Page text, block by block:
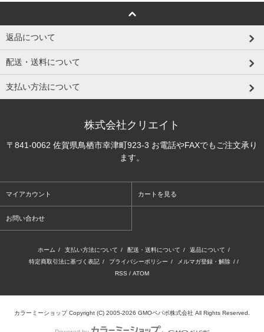
返品について
配送・送料について
支払い方法について
株式会社クリエイト
〒841-0062 佐賀県鳥栖市幸津町923-3 お電話やFAXでもご注文承り
ます。
マイアカウント カートを見る
お問い合わせ
ホーム / 支払い方法について / 配送・送料について / 返品について /
特定商取引法に基づく表記 / プライバシーポリシー / メルマガ登録・解除 / /
RSS / ATOM
カラーミーショップCopyright (C) 2005-2026 GMOペパボ株式会社 All Rights Reserved.